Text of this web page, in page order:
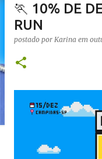
🏃 10% DE
RUN
postado por Karina em